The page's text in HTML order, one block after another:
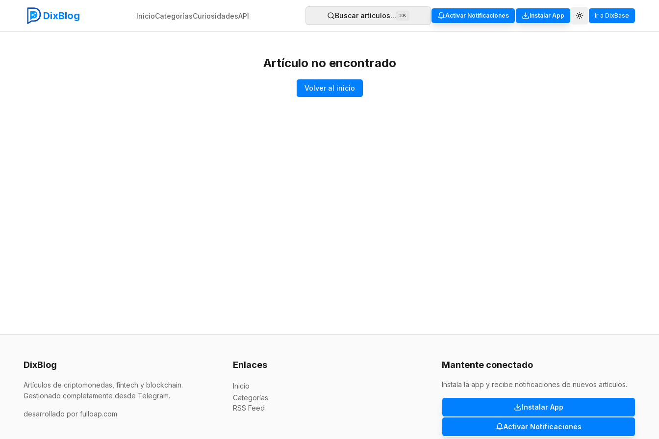
DixBlog InicioCategoríasCuriosidadesAPI Buscar artículos... ⌘K Activar Notificaciones Instalar App Ir a DixBase
Artículo no encontrado
Volver al inicio
DixBlog
Artículos de criptomonedas, fintech y blockchain.
Gestionado completamente desde Telegram.
desarrollado por fulloap.com
Enlaces
Inicio
Categorías
RSS Feed
Mantente conectado
Instala la app y recibe notificaciones de nuevos artículos.
Instalar App
Activar Notificaciones